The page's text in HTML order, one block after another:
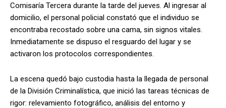
Comisaría Tercera durante la tarde del jueves. Al ingresar al
domicilio, el personal policial constató que el individuo se
encontraba recostado sobre una cama, sin signos vitales.
Inmediatamente se dispuso el resguardo del lugar y se
activaron los protocolos correspondientes.
La escena quedó bajo custodia hasta la llegada de personal
de la División Criminalística, que inició las tareas técnicas de
rigor: relevamiento fotográfico, análisis del entorno y